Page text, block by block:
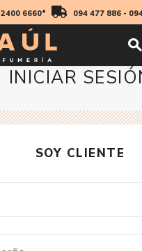
2400 6660* 094 477 886-
INICIAR
SOY CLIENTE